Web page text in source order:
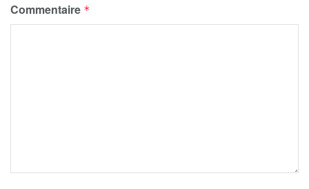
Commentaire *